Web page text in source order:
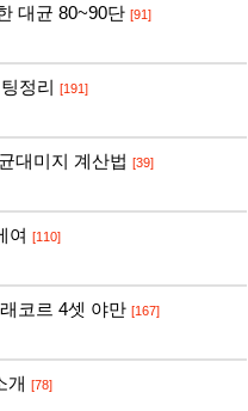
대균 80~90단 [91]
정리 [191]
대미지 계산법 [39]
여 [110]
코르 4셋 야만 [167]
개 [78]